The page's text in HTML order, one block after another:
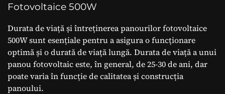
Fotovoltaice 500W
Durata de viață și întreținerea panourilor fotovoltaice
500W sunt esențiale pentru a asigura o funcționare
optimă și o durată de viață lungă. Durata de viață a unui
panou fotovoltaic este, în general, de 25-30 de ani, dar
poate varia în funcție de calitatea și construcția
panoului.